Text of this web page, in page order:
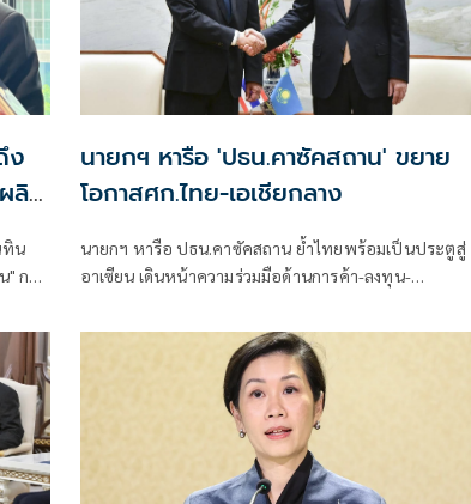
ง
ลิต
ทิน
กลุ่ม
นายกฯ หารือ 'ปธน.คาซัคสถาน' ขยาย
โอกาสศก.ไทย-เอเชียกลาง
นายกฯ หารือ ปธน.คาซัคสถาน ย้ำไทยพร้อมเป็นประตูสู่
อาเซียน เดินหน้าความร่วมมือด้านการค้า-ลงทุน-
กลาง